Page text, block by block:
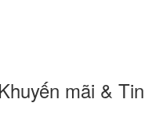
mãi & Tin